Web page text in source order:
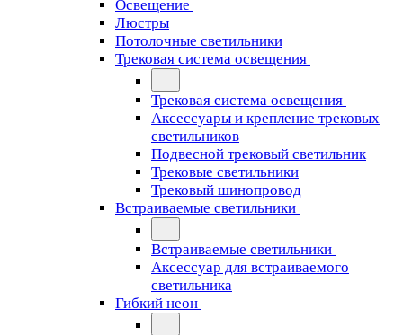
Освещение
Люстры
Потолочные светильники
Трековая система освещения
Трековая система освещения
Аксессуары и крепление трековых
светильников
Подвесной трековый светильник
Трековые светильники
Трековый шинопровод
Встраиваемые светильники
Встраиваемые светильники
Аксессуар для встраиваемого
светильника
Гибкий неон